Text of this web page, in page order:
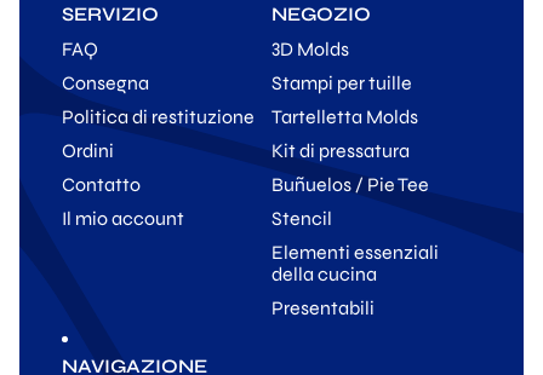
SERVIZIO
FAQ
Consegna
Politica di restituzione
Ordini
Contatto
Il mio account
NEGOZIO
3D Molds
Stampi per tuille
Tartelletta Molds
Kit di pressatura
Buñuelos / Pie Tee
Stencil
Elementi essenziali
della cucina
Presentabili
NAVIGAZIONE